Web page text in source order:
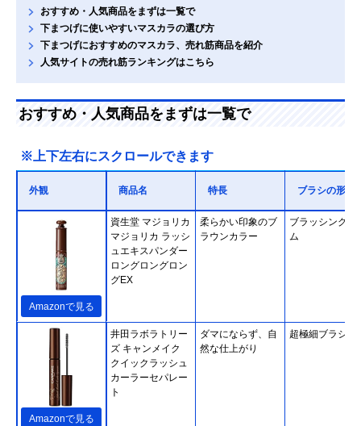
おすすめ・人気商品をまずは一覧で
下まつげに使いやすいマスカラの選び方
下まつげにおすすめのマスカラ、売れ筋商品を紹介
人気サイトの売れ筋ランキングはこちら
おすすめ・人気商品をまずは一覧で
※上下左右にスクロールできます
外観 商品名 特長 ブラシの形状
Amazonで見る
資生堂 マジョリカ
マジョリカ ラッシ
ュエキスパンダー
ロングロングロン
グEX
柔らかい印象のブ
ラウンカラー
ブラッシングコ
ム
Amazonで見る
井田ラボラトリー
ズ キャンメイク
クイックラッシュ
カーラーセパレー
ト
ダマにならず、自
然な仕上がり
超極細ブラシ